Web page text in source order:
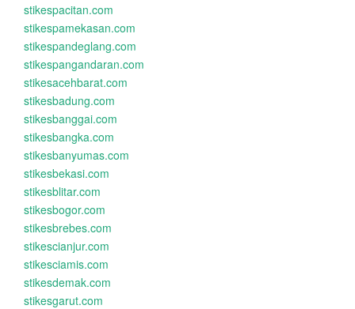
stikespacitan.com
stikespamekasan.com
stikespandeglang.com
stikespangandaran.com
stikesacehbarat.com
stikesbadung.com
stikesbanggai.com
stikesbangka.com
stikesbanyumas.com
stikesbekasi.com
stikesblitar.com
stikesbogor.com
stikesbrebes.com
stikescianjur.com
stikesciamis.com
stikesdemak.com
stikesgarut.com